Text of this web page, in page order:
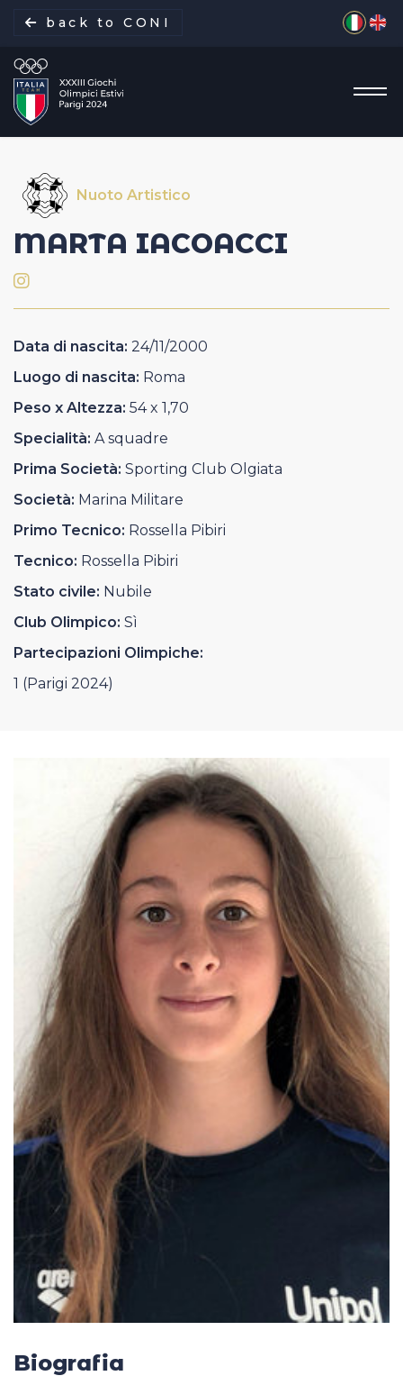
back to CONI
La missione
Italia Team
Discipline
Gare
Casa Italia
News
Media
Nuoto Artistico
MARTA IACOACCI
Data di nascita: 24/11/2000
Luogo di nascita: Roma
Peso x Altezza: 54 x 1,70
Specialità: A squadre
Prima Società: Sporting Club Olgiata
Società: Marina Militare
Primo Tecnico: Rossella Pibiri
Tecnico: Rossella Pibiri
Stato civile: Nubile
Club Olimpico: Sì
Partecipazioni Olimpiche:
1 (Parigi 2024)
Biografia